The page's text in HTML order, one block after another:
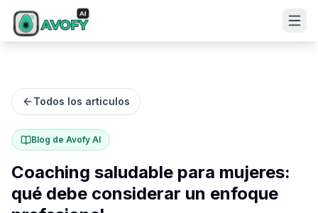
Todos los articulos
Blog de Avofy AI
Coaching saludable para mujeres:
qué debe considerar un enfoque